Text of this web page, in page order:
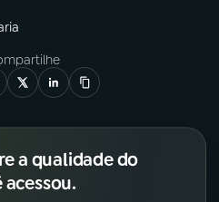
a qualidade do